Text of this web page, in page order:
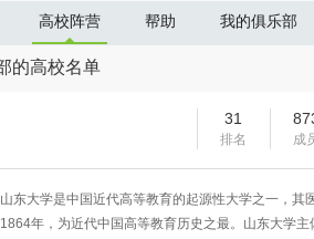
高校阵营 帮助 我的俱乐部
的高校名单
31
排名 成
山东大学是中国近代高等教育的起源性大学之一，其
1864年，为近代中国高等教育历史之最。山东大学主